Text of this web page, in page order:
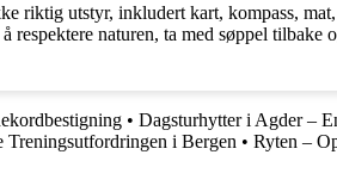
riktig utstyr, inkludert kart, kompass,
naturen, ta med søppel tilbake
• Dagsturhytter i Agder –
i Bergen • Ryten –